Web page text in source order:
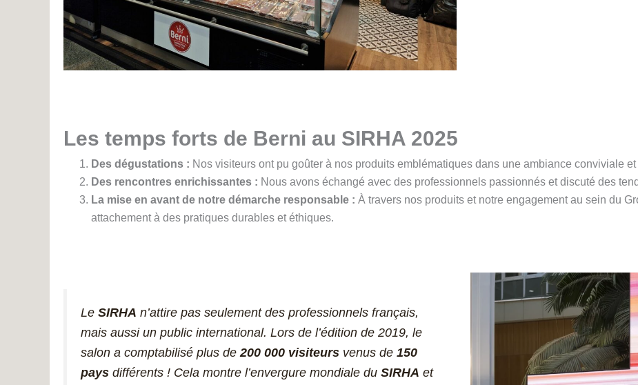
Les temps forts de Berni au SIRHA 2025
Des dégustations : Nos visiteurs ont pu goûter à nos produits emblématiques dans une ambiance conviviale
Des rencontres enrichissantes : Nous avons échangé avec des professionnels passionnés et discuté des
La mise en avant de notre démarche responsable : À travers nos produits et notre engagement au sein du
attachement à des pratiques durables et éthiques.
Le SIRHA n’attire pas seulement des professionnels français,
mais aussi un public international. Lors de l’édition de 2019, le
salon a comptabilisé plus de200 000 visiteurs venus de 150
pays différents ! Cela montre l’envergure mondiale du SIRHA et